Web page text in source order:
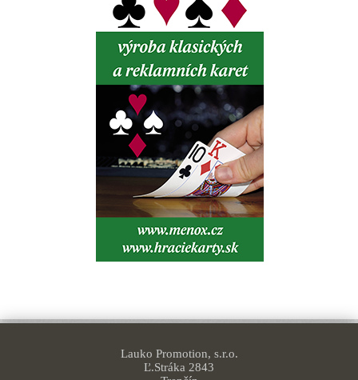
Lauko Promotion, s.r.o.
Ľ.Stráka 2843